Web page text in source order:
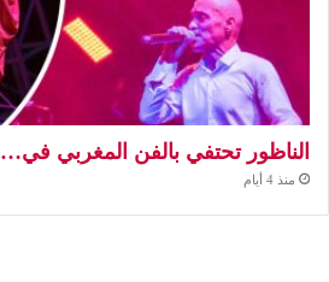
الناظور تحتفي بالفن المغربي في…
منذ 4 أيام